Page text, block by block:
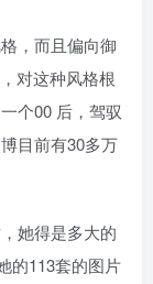
，而且偏向御
对这种风格根
个00 后，驾驭
目前有30多万
她得是多大的
的113套的图片